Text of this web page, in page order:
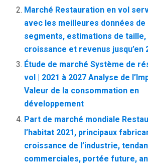
Marché Restauration en vol
avec les meilleures données de
segments, estimations de taille,
croissance et revenus jusqu’en
Étude de marché Système de
vol | 2021 à 2027 Analyse de
Valeur de la consommation en
développement
Part de marché mondiale
l’habitat 2021, principaux
croissance de l’industrie,
commerciales, portée future,